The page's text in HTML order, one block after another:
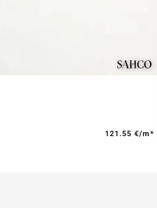
121.55 €/m*